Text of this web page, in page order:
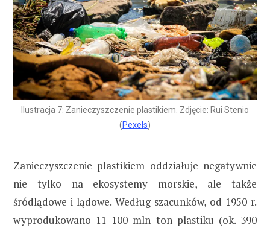
Ilustracja 7: Zanieczyszczenie plastikiem. Zdjęcie: Rui Stenio
(Pexels)
Zanieczyszczenie plastikiem oddziałuje negatywnie
nie tylko na ekosystemy morskie, ale także
śródlądowe i lądowe. Według szacunków, od 1950 r.
wyprodukowano 11 100 mln ton plastiku (ok. 390